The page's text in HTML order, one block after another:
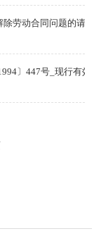
劳动合同问题的请示
〕447号_现行有效)